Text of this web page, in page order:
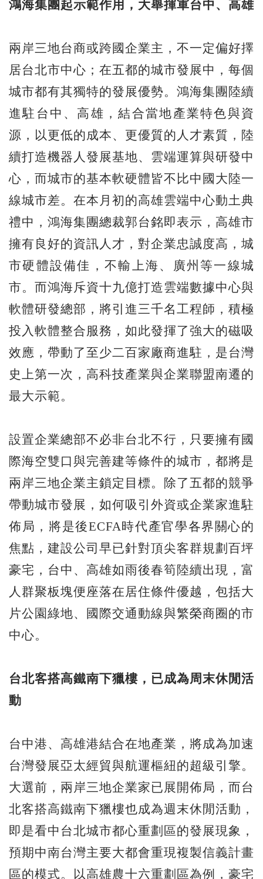
鴻海集團起示範作用，大舉揮軍台中、高雄
兩岸三地台商或跨國企業主，不一定偏好擇
居台北市中心；在五都的城市發展中，每個
城市都有其獨特的發展優勢。鴻海集團陸續
進駐台中、高雄，結合當地產業特色與資
源，以更低的成本、更優質的人才素質，陸
續打造機器人發展基地、雲端運算與研發中
心，而城市的基本軟硬體皆不比中國大陸一
線城市差。在本月初的高雄雲端中心動土典
禮中，鴻海集團總裁郭台銘即表示，高雄市
擁有良好的資訊人才，對企業忠誠度高，城
市硬體設備佳，不輸上海、廣州等一線城
市。而鴻海斥資十九億打造雲端數據中心與
軟體研發總部，將引進三千名工程師，積極
投入軟體整合服務，如此發揮了強大的磁吸
效應，帶動了至少二百家廠商進駐，是台灣
史上第一次，高科技產業與企業聯盟南遷的
最大示範。
設置企業總部不必非台北不行，只要擁有國
際海空雙口與完善建等條件的城市，都將是
兩岸三地企業主鎖定目標。除了五都的競爭
帶動城市發展，如何吸引外資或企業家進駐
佈局，將是後ECFA時代產官學各界關心的
焦點，建設公司早已針對頂尖客群規劃百坪
豪宅，台中、高雄如雨後春筍陸續出現，富
人群聚板塊便座落在居住條件優越，包括大
片公園綠地、國際交通動線與繁榮商圈的市
中心。
台北客搭高鐵南下獵樓，已成為周末休閒活
動
台中港、高雄港結合在地產業，將成為加速
台灣發展亞太經貿與航運樞紐的超級引擎。
大選前，兩岸三地企業家已展開佈局，而台
北客搭高鐵南下獵樓也成為週末休閒活動，
即是看中台北城市都心重劃區的發展現象，
預期中南台灣主要大都會重現複製信義計畫
區的模式。以高雄農十六重劃區為例，豪宅